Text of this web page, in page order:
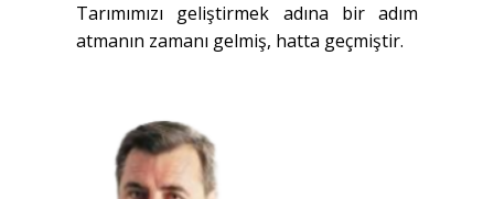
Tarımımızı geliştirmek adına bir adım
atmanın zamanı gelmiş, hatta geçmiştir.